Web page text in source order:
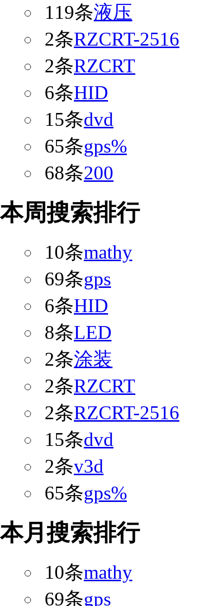
119条液压
2条RZCRT-2516
2条RZCRT
6条HID
15条dvd
65条gps%
68条200
本周搜索排行
10条mathy
69条gps
6条HID
8条LED
2条涂装
2条RZCRT
2条RZCRT-2516
15条dvd
2条v3d
65条gps%
本月搜索排行
10条mathy
69条gps